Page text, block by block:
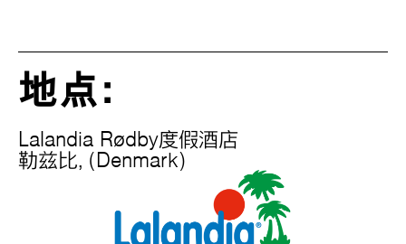
地点：
Lalandia Rødby度假酒店
勒兹比, (Denmark)